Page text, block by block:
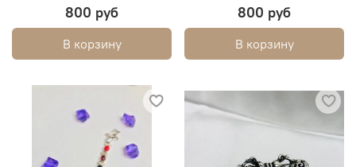
800 руб
В корзину
800 руб
В корзину